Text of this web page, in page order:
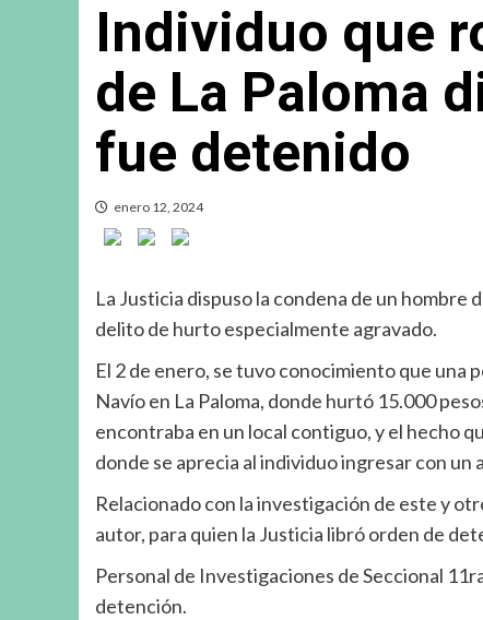
Individuo que
de La Paloma
fue detenido
enero 12, 2024
La Justicia dispuso la condena de un hombre
delito de hurto especialmente agravado.
El 2 de enero, se tuvo conocimiento que una
Navío en La Paloma, donde hurtó 15.000
encontraba en un local contiguo, y el hecho
donde se aprecia al individuo ingresar con un
Relacionado con la investigación de este y
autor, para quien la Justicia libró orden de
Personal de Investigaciones de Seccional
detención.